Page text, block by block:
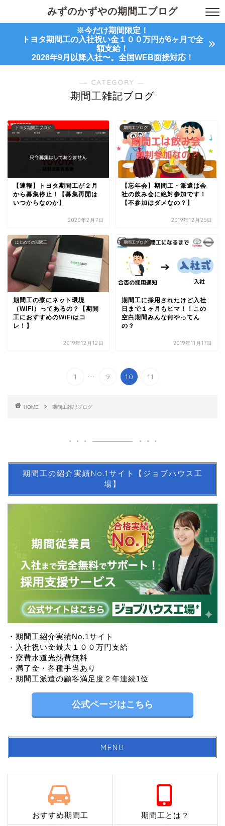
みずのかずやの期間工ブログ
※今だけ期間限定！
トヨタ期間工の入社祝い金１００万円が6ヶ月で全
額支給！
2026年9月以降入社〜。全国WEB面接対応！
― CATEGORY ―
期間工雑記ブログ
トヨタ期間工ブログ
【速報】トヨタ期間工が２月
から募集停止！【募集再開は
いつからなのか】
2020年2月7日
期間工ブログ
【忘年会】期間工・派遣は会
社の飲み会に絶対参加です！
【不参加はダメなの？】
2019年12月25日
はじめての期間工
期間工の寮にネット環境
（WiFi）ってあるの？【期間
工におすすめのWiFiはコ
レ！】
2019年12月12日
期間工ブログ
期間工に採用されたけど入社
日まで１ヶ月もヒマ！！この
空白期間みんな何やってん
の？
2019年11月17日
1 ... 9 10 11
HOME 期間工雑記ブログ
期間工の紹介実績No.1サイト【ジョブハウス工
場】
・期間工紹介実績No.1サイト
・入社祝い金最大１００万円支給
・寮費水道光熱費無料
・満了金・各種手当あり
・期間工派遣の顧客満足度２年連続1位
公式ページはこちら
MENU
おすすめ期間工 期間工とは？